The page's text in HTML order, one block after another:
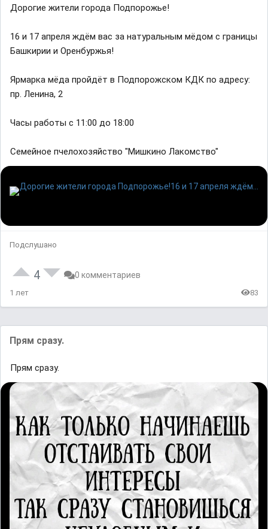
Дорогие жители города Подпорожье!
16 и 17 апреля ждём вас за натуральным мёдом с границы
Башкирии и Оренбуржья!
Ярмарка мёда пройдёт в Подпорожском КДК по адресу:
пр. Ленина, 2
Часы работы с 11:00 до 18:00
Семейное пчелохозяйство "Мишкино Лакомство"
Подслушано
4 0 комментариев
1 лет 83
Прям сразу.
Прям сразу.